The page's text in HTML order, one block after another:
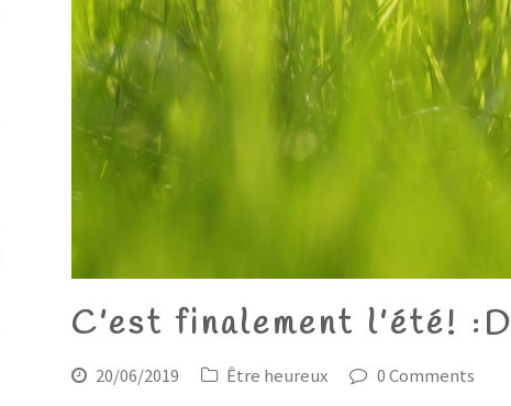
C’est finalement l’été! :D
20/06/2019 Être heureux 0 Comments